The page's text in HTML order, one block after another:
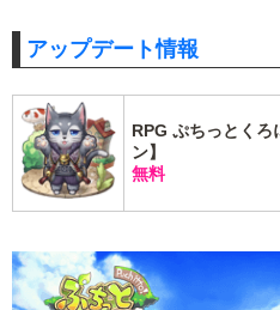
アップデート情報
RPG ぷちっとくろ
ン】
無料